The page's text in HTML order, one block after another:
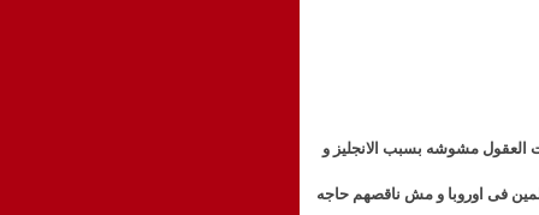
العقول مشوشه بسبب الانجليز و
فى اوروبا و مش ناقصهم حاجه